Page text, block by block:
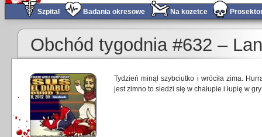
Szpital Badania okresowe Na kozetce
Obchód tygodnia #632 –
Tydzień minął szybciutko i wróciła zima.
jest zimno to siedzi się w chałupie i łupię w